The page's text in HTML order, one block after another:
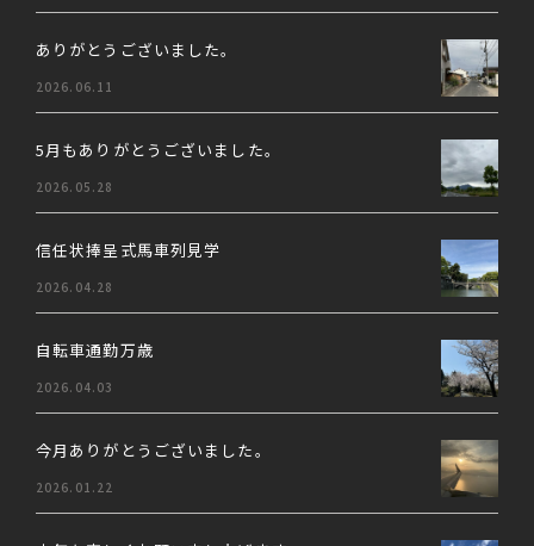
ありがとうございました。
2026.06.11
5月もありがとうございました。
2026.05.28
信任状捧呈式馬車列見学
2026.04.28
自転車通勤万歳
2026.04.03
今月ありがとうございました。
2026.01.22